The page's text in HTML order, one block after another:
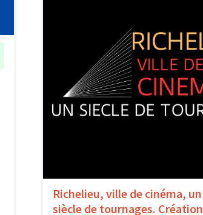
Richelieu, ville de cinéma, un
siècle de tournages. Création